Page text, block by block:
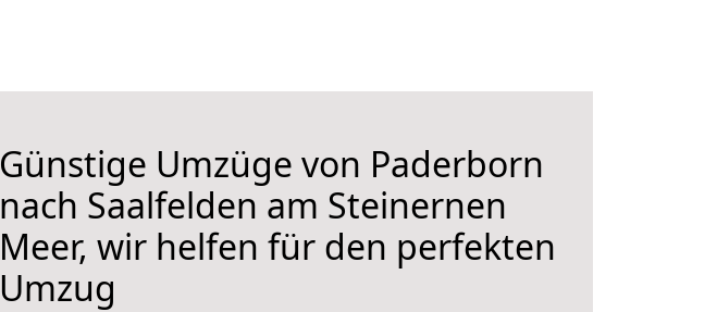
Günstige Umzüge von Paderborn
nach Saalfelden am Steinernen
Meer, wir helfen für den perfekten
Umzug